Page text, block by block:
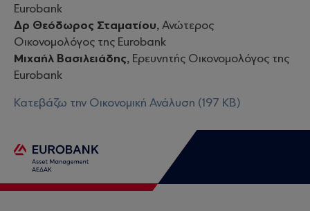
Eurobank
Δρ Θεόδωρος Σταματίου, Ανώτερος
Οικονομολόγος της Eurobank
Μιχαήλ Βασιλειάδης, Ερευνητής Οικονομολόγος της
Eurobank
Κατεβάζω την Οικονομική Ανάλυση (197 KB)